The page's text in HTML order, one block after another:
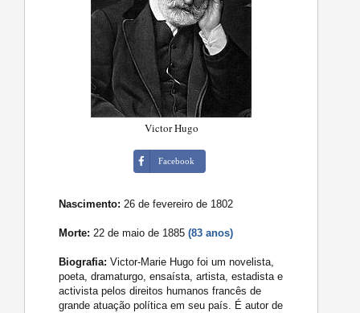
Victor Hugo
Facebook
Nascimento: 26 de fevereiro de 1802
Morte: 22 de maio de 1885(83 anos)
Biografia: Victor-Marie Hugo foi um novelista,
poeta, dramaturgo, ensaísta, artista, estadista e
activista pelos direitos humanos francês de
grande atuação política em seu país. É autor de